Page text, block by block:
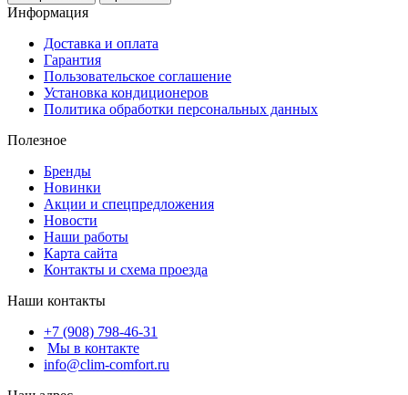
Информация
Доставка и оплата
Гарантия
Пользовательское соглашение
Установка кондиционеров
Политика обработки персональных данных
Полезное
Бренды
Новинки
Акции и спецпредложения
Новости
Наши работы
Карта сайта
Контакты и схема проезда
Наши контакты
+7 (908) 798-46-31
Мы в контакте
info@clim-comfort.ru